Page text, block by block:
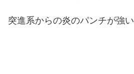
突進系からの炎のパンチが強い